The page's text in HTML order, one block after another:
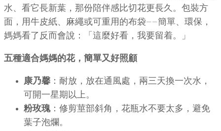
水、看它長新葉，那份陪伴感比切花更長久。包裝方
面，用牛皮紙、麻繩或可重用的布袋——簡單、環保，
媽媽看了反而會說：「這麼好看，我要留着。」
五種適合媽媽的花，簡單又好照顧
康乃馨 ：耐放，放在通風處，兩三天換一次水，
可開一星期以上。
粉玫瑰：修剪莖部斜角，花瓶水不要太多，避免
葉子泡爛。